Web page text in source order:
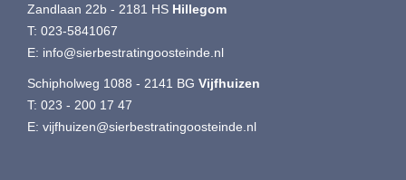
Zandlaan 22b - 2181 HS Hillegom
T: 023-5841067
E: info@sierbestratingoosteinde.nl
Schipholweg 1088 - 2141 BG Vijfhuizen
T: 023 - 200 17 47
E: vijfhuizen@sierbestratingoosteinde.nl